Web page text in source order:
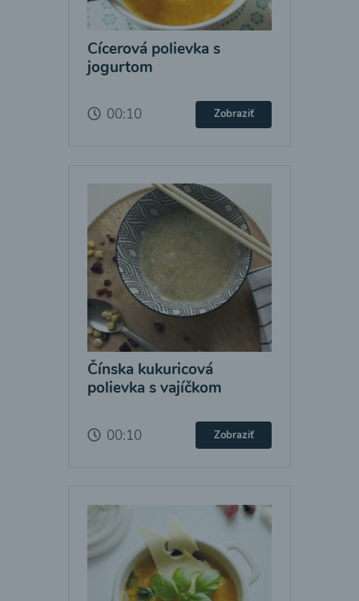
Cícerová polievka s
jogurtom
00:10 Zobraziť
Čínska kukuricová
polievka s vajíčkom
00:10 Zobraziť